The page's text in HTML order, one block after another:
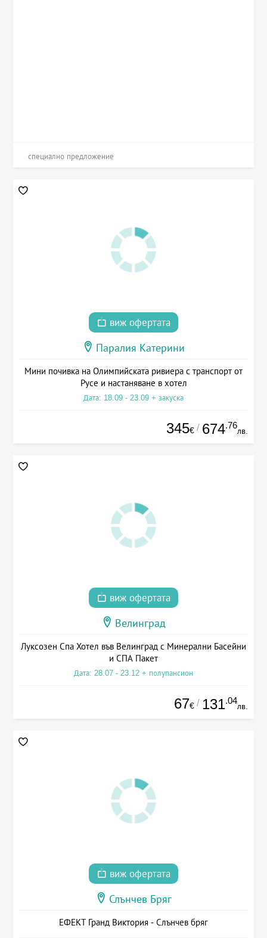
специално предложение
виж офертата
Паралия Катерини
Мини почивка на Олимпийската ривиера с транспорт от
Русе и настаняване в хотел
Дата: 18.09 - 23.09 + закуска
345€ / 674.76
лв.
виж офертата
Велинград
Луксозен Спа Хотел във Велинград с Минерални Басейни
и СПА Пакет
Дата: 28.07 - 23.12 + полупансион
67€ / 131.04
лв.
виж офертата
Слънчев Бряг
ЕФЕКТ Гранд Виктория - Слънчев бряг